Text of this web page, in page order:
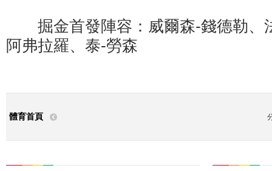
掘金首發陣容：威爾森-錢德勒、
阿弗拉羅、泰-勞森
體育首頁